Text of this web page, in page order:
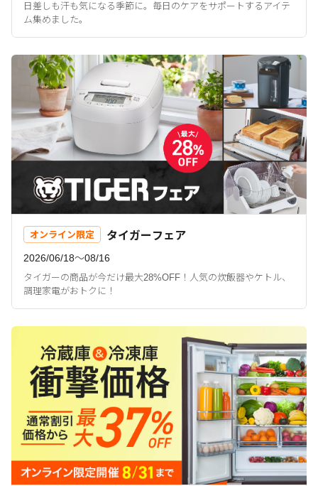
日差しも汗も気になる季節に。毎日のケアをサポートするアイテ
ム集めました。
オンライン限定 タイガーフェア
2026/06/18〜08/16
タイガーの商品が今だけ最大28%OFF！人気の炊飯器やケトル、
調理家電がおトクに！